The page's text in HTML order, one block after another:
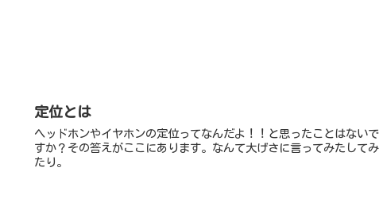
定位とは
ヘッドホンやイヤホンの定位ってなんだよ！！と思ったことはないで
すか？その答えがここにあります。なんて大げさに言ってみたしてみ
たり。